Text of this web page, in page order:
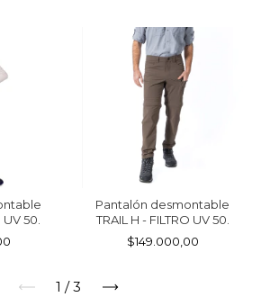
UV 50.
Pantalón desmontable
TRAIL H - FILTRO UV 50.
$149.000,00
1 /3